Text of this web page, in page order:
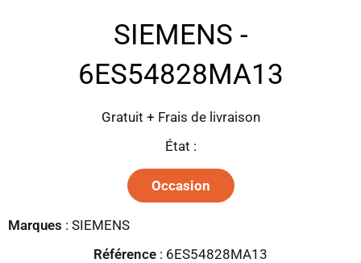
SIEMENS -
6ES54828MA13
Gratuit + Frais de livraison
État :
Occasion
Marques : SIEMENS
Référence : 6ES54828MA13